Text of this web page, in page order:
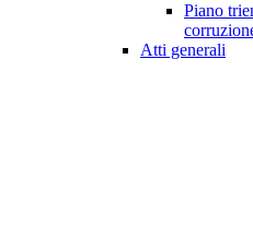
Piano
Atti generali